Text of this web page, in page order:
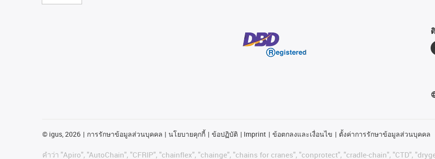
© igus, 2026 การรักษาข้อมูลส่วนบุคคล นโยบายคุกกี้ ข้อปฏิบัติ Imprint ข้อตกลงและเงื่อนไข ตั้งค่าการรักษาข้อมูลส่วนบุคคล
คําว่า "Apiro", "AutoChain", "CFRIP", "chainflex", "chainge", "chains for cranes", "conprotect", "cradle-chain", "CTD",